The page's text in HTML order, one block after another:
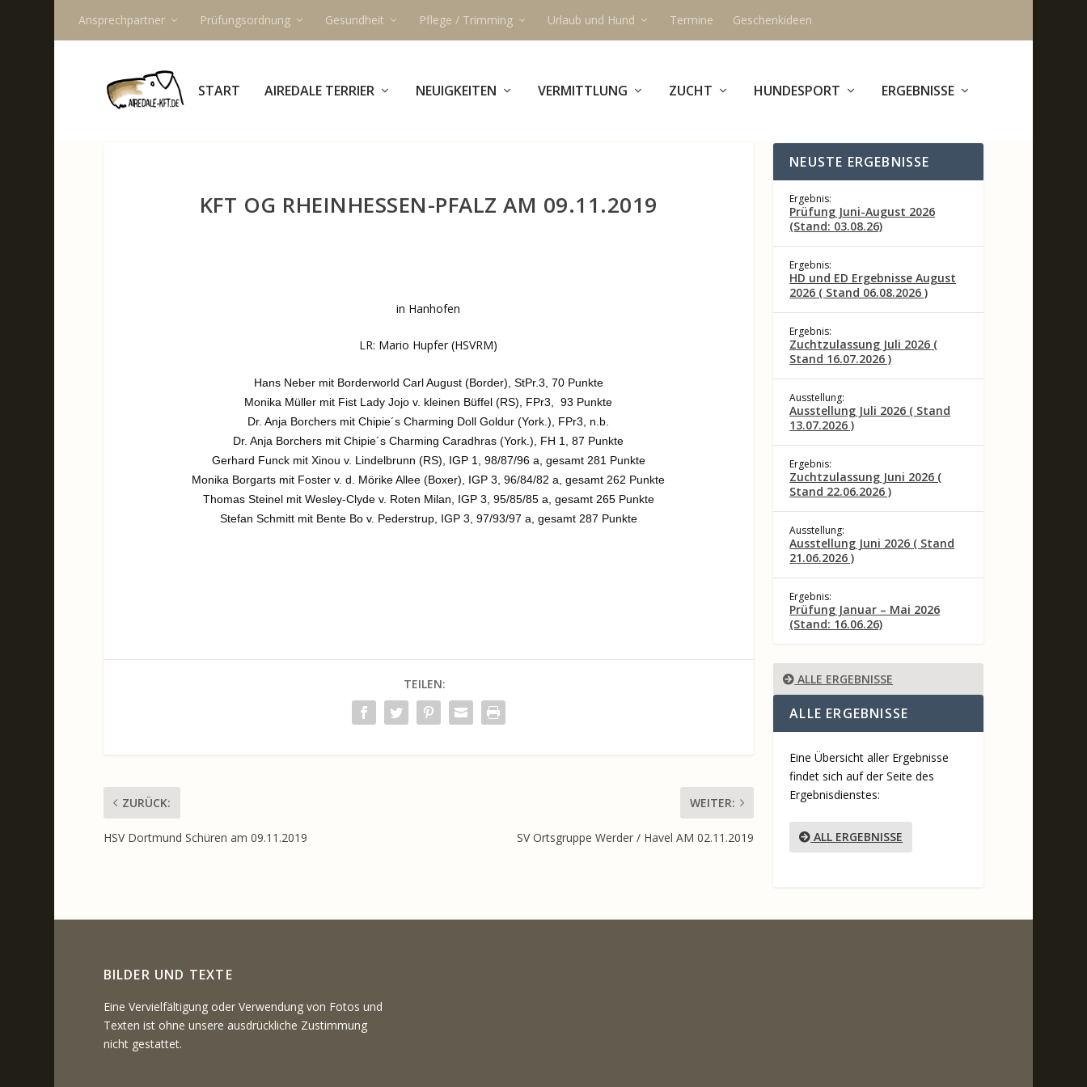
Ansprechpartner Prüfungsordnung Gesundheit Pflege / Trimming Urlaub und Hund Termine Geschenkideen
START AIREDALE TERRIER NEUIGKEITEN VERMITTLUNG ZUCHT HUNDESPORT ERGEBNISSE
KFT OG RHEINHESSEN-PFALZ AM 09.11.2019
in Hanhofen
LR: Mario Hupfer (HSVRM)
Hans Neber mit Borderworld Carl August (Border), StPr.3, 70 Punkte
Monika Müller mit Fist Lady Jojo v. kleinen Büffel (RS), FPr3, 93 Punkte
Dr. Anja Borchers mit Chipie´s Charming Doll Goldur (York.), FPr3, n.b.
Dr. Anja Borchers mit Chipie´s Charming Caradhras (York.), FH 1, 87 Punkte
Gerhard Funck mit Xinou v. Lindelbrunn (RS), IGP 1, 98/87/96 a, gesamt 281 Punkte
Monika Borgarts mit Foster v. d. Mörike Allee (Boxer), IGP 3, 96/84/82 a, gesamt 262 Punkte
Thomas Steinel mit Wesley-Clyde v. Roten Milan, IGP 3, 95/85/85 a, gesamt 265 Punkte
Stefan Schmitt mit Bente Bo v. Pederstrup, IGP 3, 97/93/97 a, gesamt 287 Punkte
TEILEN:
ZURÜCK:
HSV Dortmund Schüren am 09.11.2019
WEITER:
SV Ortsgruppe Werder / Havel AM 02.11.2019
NEUSTE ERGEBNISSE
Ergebnis:
Prüfung Juni-August 2026
(Stand: 03.08.26)
Ergebnis:
HD und ED Ergebnisse August
2026 ( Stand 06.08.2026 )
Ergebnis:
Zuchtzulassung Juli 2026 (
Stand 16.07.2026 )
Ausstellung:
Ausstellung Juli 2026 ( Stand
13.07.2026 )
Ergebnis:
Zuchtzulassung Juni 2026 (
Stand 22.06.2026 )
Ausstellung:
Ausstellung Juni 2026 ( Stand
21.06.2026 )
Ergebnis:
Prüfung Januar – Mai 2026
(Stand: 16.06.26)
ALLE ERGEBNISSE
ALLE ERGEBNISSE
Eine Übersicht aller Ergebnisse
findet sich auf der Seite des
Ergebnisdienstes:
ALL ERGEBNISSE
BILDER UND TEXTE
Eine Vervielfältigung oder Verwendung von Fotos und
Texten ist ohne unsere ausdrückliche Zustimmung
nicht gestattet.